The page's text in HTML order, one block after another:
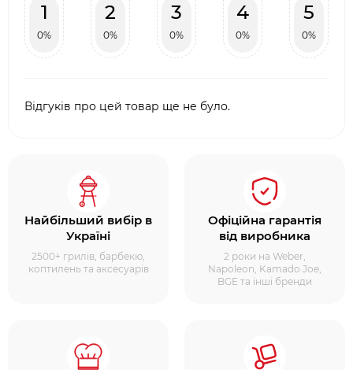
1
0%
2
0%
3
0%
4
0%
5
0%
Відгуків про цей товар ще не було.
Найбільший вибір в
Україні
2500+ грилів, барбекю,
коптилень та аксесуарів
Офіційна гарантія
від виробника
2 роки на Weber,
Napoleon, Kamado Joe,
BGE та інші бренди